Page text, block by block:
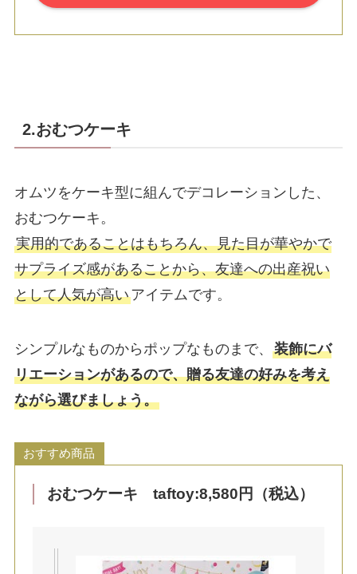
2.おむつケーキ
オムツをケーキ型に組んでデコレーションした、
おむつケーキ。
実用的であることはもちろん、見た目が華やかで
サプライズ感があることから、友達への出産祝い
として人気が高いアイテムです。
シンプルなものからポップなものまで、 装飾にバ
リエーションがあるので、贈る友達の好みを考え
ながら選びましょう。
おすすめ商品
おむつケーキ taftoy:8,580円（税込）